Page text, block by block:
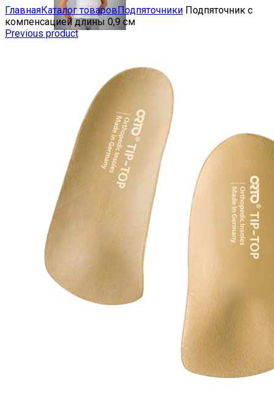
ПОЯСНИЧНЫЕ
ПОЯСНИЧНО-КРЕСТЦОВЫЕ
ГлавнаяКаталог товаровПодпяточники Подпяточник с
компенсацией длины 0,9 см
Previous product